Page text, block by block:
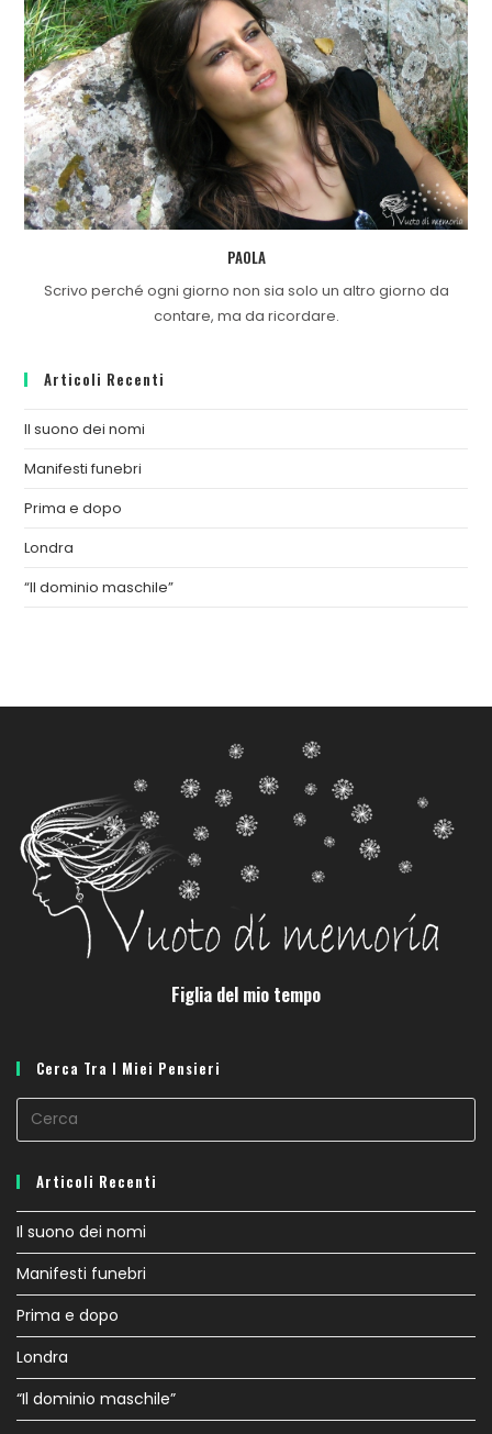
PAOLA
Scrivo perché ogni giorno non sia solo un altro giorno da
contare, ma da ricordare.
Articoli Recenti
Il suono dei nomi
Manifesti funebri
Prima e dopo
Londra
“Il dominio maschile”
Figlia del mio tempo
Cerca Tra I Miei Pensieri
Articoli Recenti
Il suono dei nomi
Manifesti funebri
Prima e dopo
Londra
“Il dominio maschile”